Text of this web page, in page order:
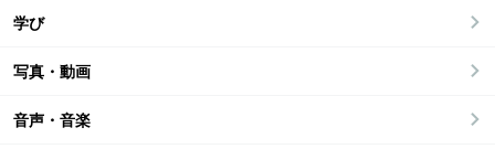
学び
写真・動画
音声・音楽